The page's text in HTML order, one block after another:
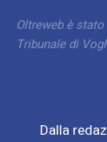
Oltreweb è
Tribunale di
Dalla